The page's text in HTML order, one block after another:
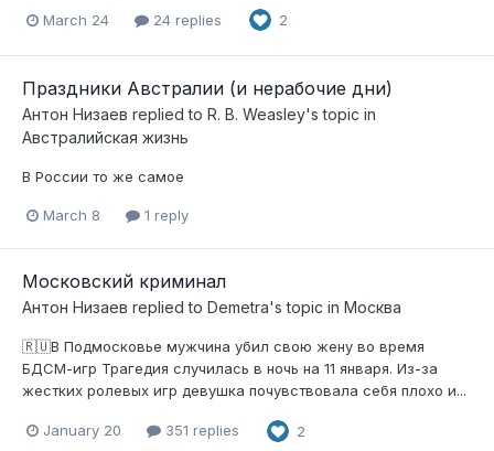
March 24 24 replies 2
Праздники Австралии (и нерабочие дни)
Антон Низаев replied to R. B. Weasley's topic in
Австралийская жизнь
В России то же самое
March 8 1 reply
Московский криминал
Антон Низаев replied to Demetra's topic in Москва
🇷🇺В Подмосковье мужчина убил свою жену во время
БДСМ-игр Трагедия случилась в ночь на 11 января. Из-за
жестких ролевых игр девушка почувствовала себя плохо и...
January 20 351 replies 2